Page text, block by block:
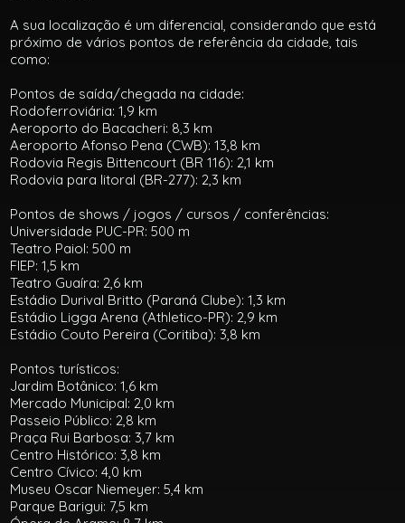
A sua localização é um diferencial, considerando que está
próximo de vários pontos de referência da cidade, tais
como:
Pontos de saída/chegada na cidade:
Rodoferroviária: 1,9 km
Aeroporto do Bacacheri: 8,3 km
Aeroporto Afonso Pena (CWB): 13,8 km
Rodovia Regis Bittencourt (BR 116): 2,1 km
Rodovia para litoral (BR-277): 2,3 km
Pontos de shows / jogos / cursos / conferências:
Universidade PUC-PR: 500 m
Teatro Paiol: 500 m
FIEP: 1,5 km
Teatro Guaíra: 2,6 km
Estádio Durival Britto (Paraná Clube): 1,3 km
Estádio Ligga Arena (Athletico-PR): 2,9 km
Estádio Couto Pereira (Coritiba): 3,8 km
Pontos turísticos:
Jardim Botânico: 1,6 km
Mercado Municipal: 2,0 km
Passeio Público: 2,8 km
Praça Rui Barbosa: 3,7 km
Centro Histórico: 3,8 km
Centro Cívico: 4,0 km
Museu Oscar Niemeyer: 5,4 km
Parque Barigui: 7,5 km